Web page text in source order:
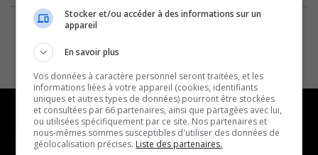
NOUVELLES MUSIQUE
Stocker et/ou accéder à des informations sur un
appareil
En savoir plus
Vos données à caractère personnel seront traitées, et les
informations liées à votre appareil (cookies, identifiants
uniques et autres types de données) pourront être stockées
et consultées par 66 partenaires, ainsi que partagées avec lui,
ou utilisées spécifiquement par ce site. Nos partenaires et
nous-mêmes sommes susceptibles d'utiliser des données de
géolocalisation précises. Liste des partenaires.